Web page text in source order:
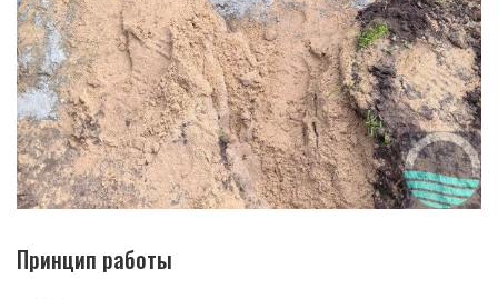
Принцип работы